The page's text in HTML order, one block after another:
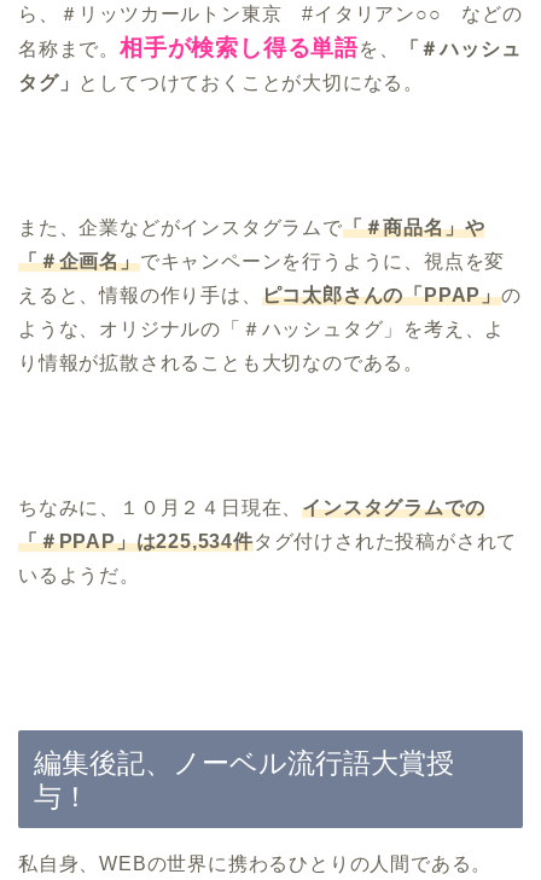
ら、＃リッツカールトン東京 #イタリアン○○ などの
名称まで。 相手が検索し得る単語を、
「＃ハッシュ
タグ」 としてつけておくことが大切になる。
また、企業などがインスタグラムで「＃商品名」や
「＃企画名」でキャンペーンを行うように、視点を変
えると、情報の作り手は、 ピコ太郎さんの「PPAP」の
ような、オリジナルの「＃ハッシュタグ」を考え、よ
り情報が拡散されることも大切なのである。
ちなみに、１０月２４日現在、インスタグラムでの
「＃PPAP」は225,534件タグ付けされた投稿がされて
いるようだ。
編集後記、ノーベル流行語大賞授
与！
私自身、WEBの世界に携わるひとりの人間である。